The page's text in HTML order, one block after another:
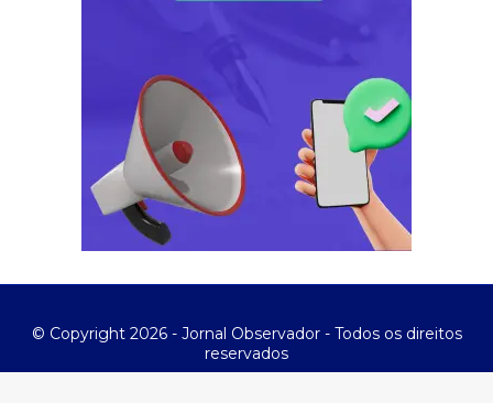
© Copyright 2026 - Jornal Observador - Todos os direitos
reservados